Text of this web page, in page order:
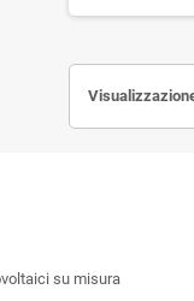
su misura